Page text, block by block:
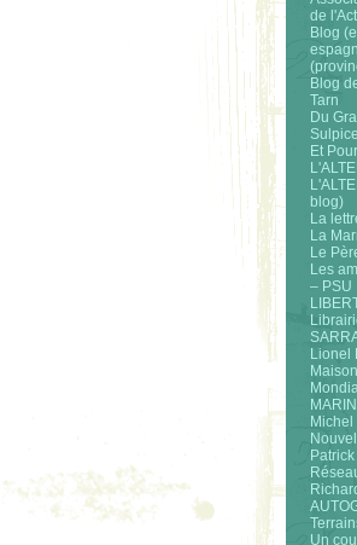
de
Blog
Blog
Tarn
Du
Et
blog)
La
La
Le
Les
– PSU
Lionel
Michel
Un